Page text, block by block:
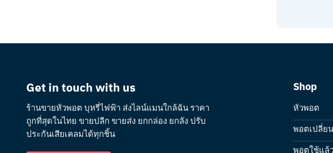
Get in touch with us
ร้านขายหัวพอต บุหรี่ไฟฟ้า ส่งไลน์แมนใกล้ฉัน ราคา
ถูกที่สุดในไทย ขายปลีก ขายส่ง ยกกล่อง ยกลัง ปรับ
ประกันเสียเคลมได้ทุกชิ้น
Shop
หัวพอต
พอตเปลี่ย
พอตใช้แล้